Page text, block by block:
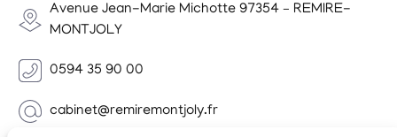
Avenue Jean-Marie Michotte 97354 – REMIRE-
MONTJOLY
0594 35 90 00
cabinet@remiremontjoly.fr